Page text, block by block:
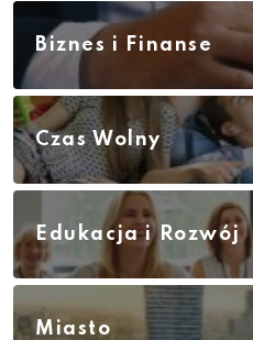
Biznes i Finanse
Czas Wolny
Edukacja i Rozwój
Miasto